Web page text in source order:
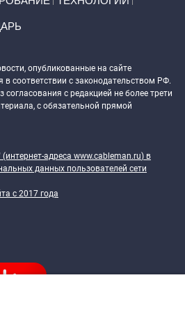
опубликованные на сайте
в соответствии с законодательством РФ.
согласования с редакцией не более трети
с обязательной прямой
адреса www.cableman.ru) в
данных пользователей сети
c 2017 года